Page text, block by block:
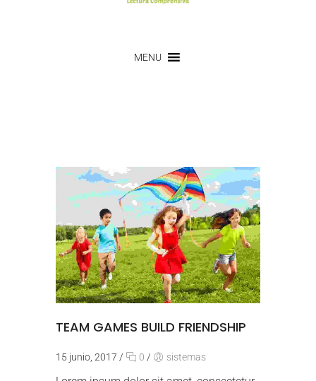
MENU
TEAM GAMES BUILD FRIENDSHIP
15 junio, 2017 / 0 / sistemas